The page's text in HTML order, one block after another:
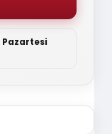
Pazartesi